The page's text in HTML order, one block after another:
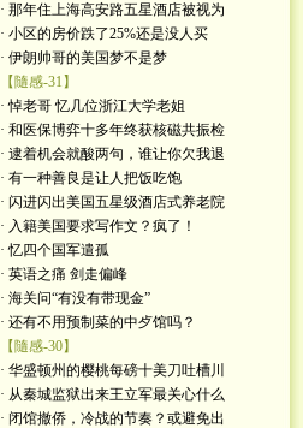
· 那年住上海高安路五星酒店被视为
· 小区的房价跌了25%还是没人买
· 伊朗帅哥的美国梦不是梦
【隨感-31】
· 悼老哥 忆几位浙江大学老姐
· 和医保博弈十多年终获核磁共振检
· 逮着机会就酸两句，谁让你欠我退
· 有一种善良是让人把饭吃饱
· 闪进闪出美国五星级酒店式养老院
· 入籍美国要求写作文？疯了！
· 忆四个国军遣孤
· 英语之痛 剑走偏峰
· 海关问“有没有带现金”
· 还有不用预制菜的中歺馆吗？
【隨感-30】
· 华盛顿州的樱桃每磅十美刀吐槽川
· 从秦城监狱出来王立军最关心什么
· 闭馆撤侨，冷战的节奏？或避免出